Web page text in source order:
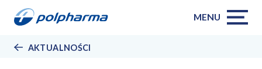
MENU
AKTUALNOŚCI